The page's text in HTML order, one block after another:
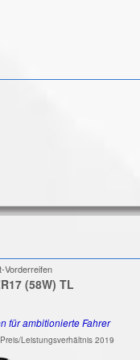
Vorderreifen
(58W) TL
für ambitionierte Fahrer
Leistungsverhältnis 2019